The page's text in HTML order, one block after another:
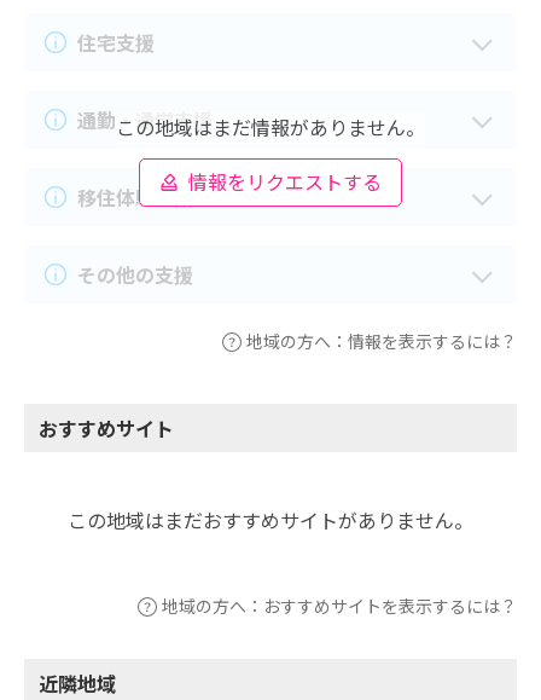
この地域はまだ情報がありません。
情報をリクエストする
住宅支援
通勤・通学支援
移住体験支援
その他の支援
地域の方へ：情報を表示するには？
おすすめサイト
この地域はまだおすすめサイトがありません。
地域の方へ：おすすめサイトを表示するには？
近隣地域